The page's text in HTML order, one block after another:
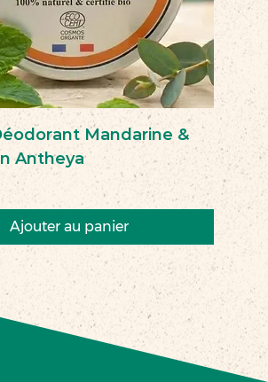
Mandarine &
Antheya
Ajouter au panier
équitable